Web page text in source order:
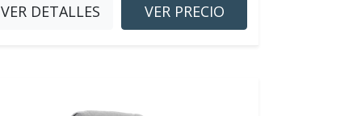
VER DETALLES VER PRECIO